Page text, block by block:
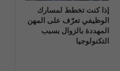
إذا كنت تخطط لمسارك
الوظيفي تعرّف على المهن
المهددة بالزوال بسبب
التكنولوجيا